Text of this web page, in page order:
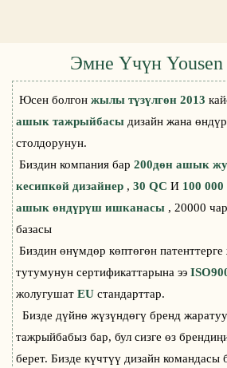
Эмне Үчүн Yousen
Юсен болгонжылы түзүлгөн 2013
ашык тажрыйбасыдизайн жана
столдорунун.
Биздин компания бар200дөн ашык
кесипкөй дизайнер ,30 QCИ 100
ашык өндүрүш ишканасы , 20000
базасы
Биздин өнүмдөр көптөгөн патенттерге
тутумунун сертификаттарына ээ
жолугушатEUстандарттар.
Бизде дүйнө жүзүндөгү бренд
тажрыйбабыз бар, бул сизге өз
берет. Бизде күчтүү дизайн